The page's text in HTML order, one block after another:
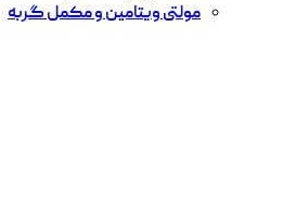
مولتی ویتامین و مکمل گربه